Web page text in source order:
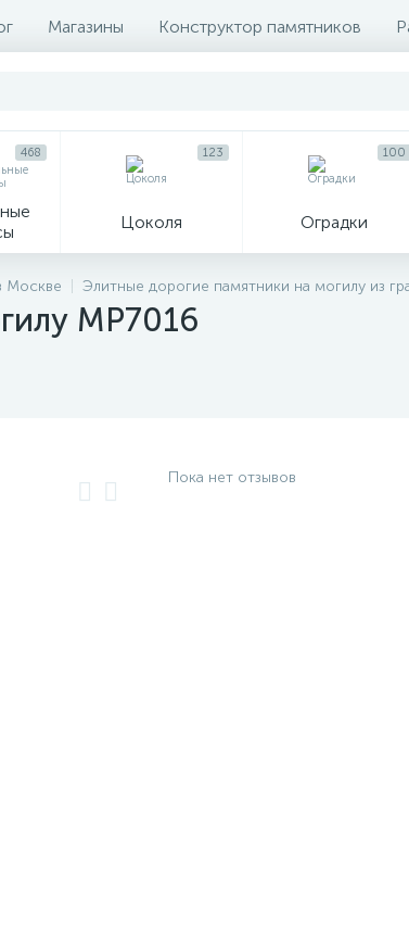
Магазины Конструктор памятников
468
Цоколя
123
Оградки
100
кресты
Москве Элитные дорогие памятники на могилу из
MP7016
Пока нет отзывов